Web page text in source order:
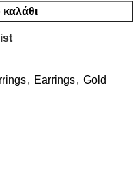
, Earrings, Gold